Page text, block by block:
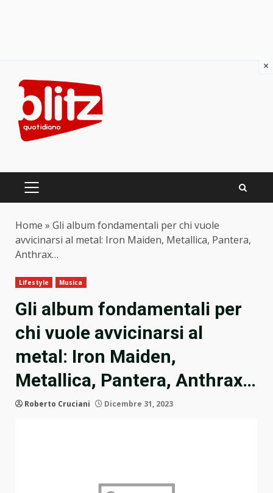
content
PRIMARY
Home » Gli album fondamentali per chi vuole
avvicinarsi al metal: Iron Maiden, Metallica, Pantera,
Anthrax…
Lifestyle Musica
Gli album fondamentali per
chi vuole avvicinarsi al
metal: Iron Maiden,
Metallica, Pantera, Anthrax…
Roberto Cruciani Dicembre 31, 2023
×